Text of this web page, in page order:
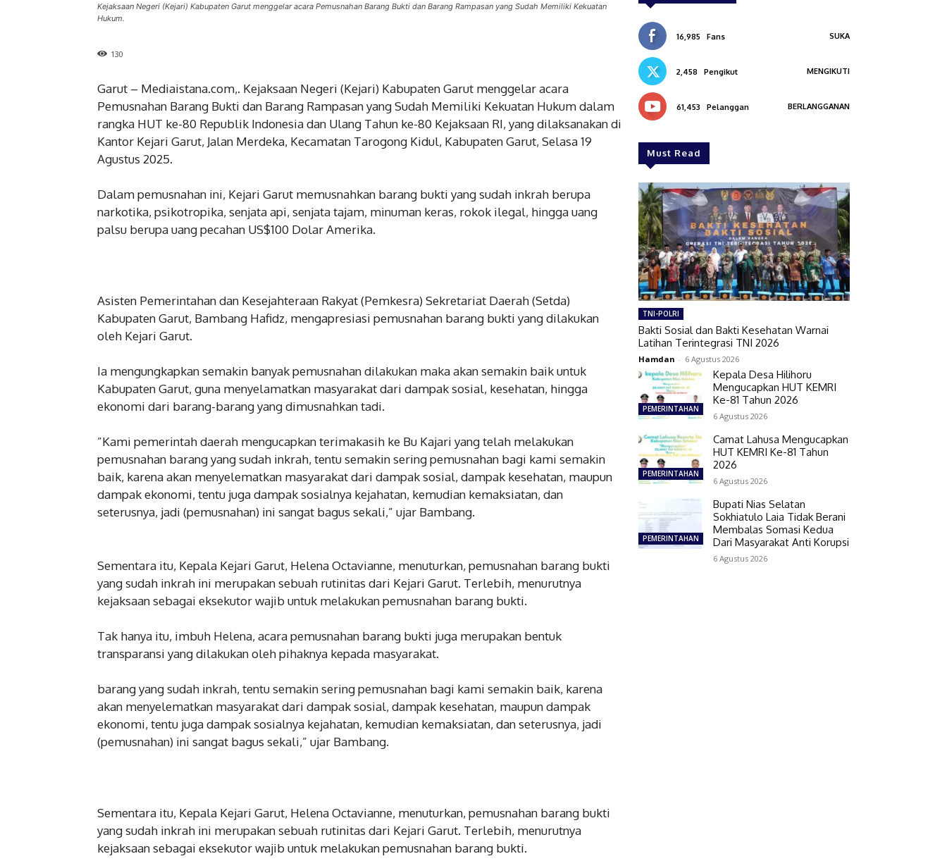
Kejaksaan Negeri (Kejari) Kabupaten Garut menggelar acara Pemusnahan Barang Bukti dan Barang Rampasan yang Sudah Memiliki Kekuatan
Hukum.
130
Garut – Mediaistana.com,. Kejaksaan Negeri (Kejari) Kabupaten Garut menggelar acara
Pemusnahan Barang Bukti dan Barang Rampasan yang Sudah Memiliki Kekuatan Hukum dalam
rangka HUT ke-80 Republik Indonesia dan Ulang Tahun ke-80 Kejaksaan RI, yang dilaksanakan di
Kantor Kejari Garut, Jalan Merdeka, Kecamatan Tarogong Kidul, Kabupaten Garut, Selasa 19
Agustus 2025.
‎Dalam pemusnahan ini, Kejari Garut memusnahkan barang bukti yang sudah inkrah berupa
narkotika, psikotropika, senjata api, senjata tajam, minuman keras, rokok ilegal, hingga uang
palsu berupa uang pecahan US$100 Dolar Amerika.
‎Asisten Pemerintahan dan Kesejahteraan Rakyat (Pemkesra) Sekretariat Daerah (Setda)
Kabupaten Garut, Bambang Hafidz, mengapresiasi pemusnahan barang bukti yang dilakukan
oleh Kejari Garut.
‎Ia mengungkapkan semakin banyak pemusnahan dilakukan maka akan semakin baik untuk
Kabupaten Garut, guna menyelamatkan masyarakat dari dampak sosial, kesehatan, hingga
ekonomi dari barang-barang yang dimusnahkan tadi.
‎”Kami pemerintah daerah mengucapkan terimakasih ke Bu Kajari yang telah melakukan
pemusnahan barang yang sudah inkrah, tentu semakin sering pemusnahan bagi kami semakin
baik, karena akan menyelematkan masyarakat dari dampak sosial, dampak kesehatan, maupun
dampak ekonomi, tentu juga dampak sosialnya kejahatan, kemudian kemaksiatan, dan
seterusnya, jadi (pemusnahan) ini sangat bagus sekali,” ujar Bambang.
‎Sementara itu, Kepala Kejari Garut, Helena Octavianne, menuturkan, pemusnahan barang bukti
yang sudah inkrah ini merupakan sebuah rutinitas dari Kejari Garut. Terlebih, menurutnya
kejaksaan sebagai eksekutor wajib untuk melakukan pemusnahan barang bukti.
‎Tak hanya itu, imbuh Helena, acara pemusnahan barang bukti juga merupakan bentuk
transparansi yang dilakukan oleh pihaknya kepada masyarakat.
barang yang sudah inkrah, tentu semakin sering pemusnahan bagi kami semakin baik, karena
akan menyelematkan masyarakat dari dampak sosial, dampak kesehatan, maupun dampak
ekonomi, tentu juga dampak sosialnya kejahatan, kemudian kemaksiatan, dan seterusnya, jadi
(pemusnahan) ini sangat bagus sekali,” ujar Bambang.
‎Sementara itu, Kepala Kejari Garut, Helena Octavianne, menuturkan, pemusnahan barang bukti
yang sudah inkrah ini merupakan sebuah rutinitas dari Kejari Garut. Terlebih, menurutnya
kejaksaan sebagai eksekutor wajib untuk melakukan pemusnahan barang bukti.
16,985 Fans SUKA
2,458 Pengikut MENGIKUTI
61,453 Pelanggan BERLANGGANAN
Must Read
TNI-POLRI
Bakti Sosial dan Bakti Kesehatan Warnai
Latihan Terintegrasi TNI 2026
Hamdan - 6 Agustus 2026
PEMERINTAHAN
Kepala Desa Hilihoru
Mengucapkan HUT KEMRI
Ke-81 Tahun 2026
6 Agustus 2026
PEMERINTAHAN
Camat Lahusa Mengucapkan
HUT KEMRI Ke-81 Tahun
2026
6 Agustus 2026
PEMERINTAHAN
Bupati Nias Selatan
Sokhiatulo Laia Tidak Berani
Membalas Somasi Kedua
Dari Masyarakat Anti Korupsi
6 Agustus 2026